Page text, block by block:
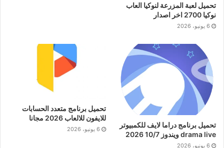
تحميل لعبة المزرعة لنوكيا العاب
نوكيا 2700 اخر اصدار
6 يونيو، 2026
تحميل برنامج دراما لايف للكمبيوتر
drama live ويندوز 10/7 2026
6 يونيو، 2026
تحميل برنامج متعدد الحسابات
للايفون للالعاب 2026 مجانا
6 يونيو، 2026